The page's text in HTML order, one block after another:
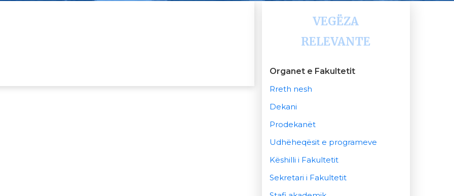
VEGËZA
RELEVANTE
Organet e Fakultetit
Rreth nesh
Dekani
Prodekanët
Udhëheqësit e programeve
Këshilli i Fakultetit
Sekretari i Fakultetit